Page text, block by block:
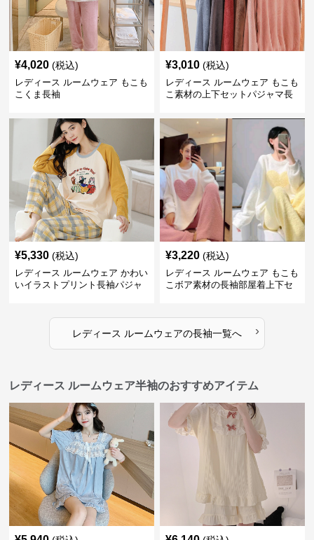
¥4,020 (税込)
レディース ルームウェア もこも
こくま長袖
¥3,010 (税込)
レディース ルームウェア もこも
こ素材の上下セットパジャマ長
¥5,330 (税込)
レディース ルームウェア かわい
いイラストプリント長袖パジャ
¥3,220 (税込)
レディース ルームウェア もこも
こボア素材の長袖部屋着上下セ
レディース ルームウェアの長袖一覧へ ›
レディース ルームウェア半袖のおすすめアイテム